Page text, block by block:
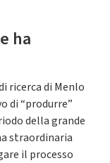
ha
ricerca di Menlo
di “produrre”
della grande
straordinaria
il processo